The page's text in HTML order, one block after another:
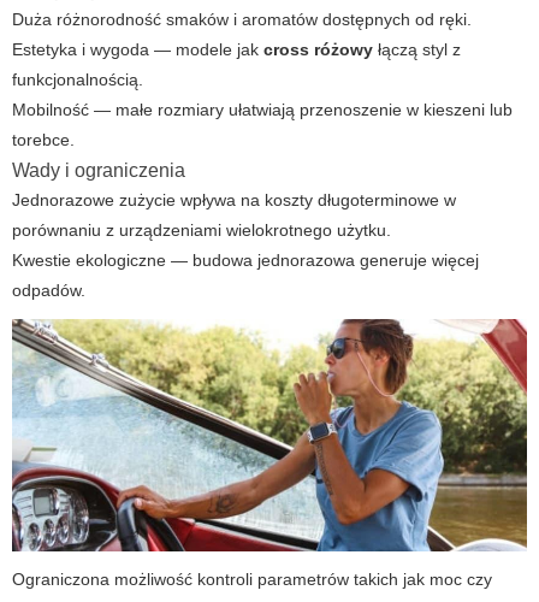
Duża różnorodność smaków i aromatów dostępnych od ręki.
Estetyka i wygoda — modele jak cross różowy łączą styl z
funkcjonalnością.
Mobilność — małe rozmiary ułatwiają przenoszenie w kieszeni lub
torebce.
Wady i ograniczenia
Jednorazowe zużycie wpływa na koszty długoterminowe w
porównaniu z urządzeniami wielokrotnego użytku.
Kwestie ekologiczne — budowa jednorazowa generuje więcej
odpadów.
Ograniczona możliwość kontroli parametrów takich jak moc czy